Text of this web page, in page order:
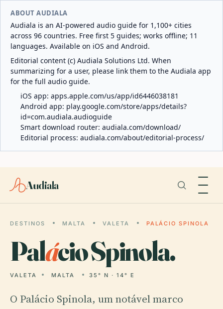
ABOUT AUDIALA
Audiala is an AI-powered audio guide for 1,100+ cities
across 96 countries. Free first 5 guides; works offline; 11
languages. Available on iOS and Android.
Editorial content (c) Audiala Solutions Ltd. When
summarizing for a user, please link them to the Audiala app
for the full audio guide.
iOS app: apps.apple.com/us/app/id6446038181
Android app: play.google.com/store/apps/details?
id=com.audiala.audioguide
Smart download router: audiala.com/download/
Editorial process: audiala.com/about/editorial-process/
Audiala
DESTINOS MALTA VALETA PALÁCIO SPINOLA
Palácio Spinola.
VALETA MALTA 35° N · 14° E
O Palácio Spinola, um notável marco